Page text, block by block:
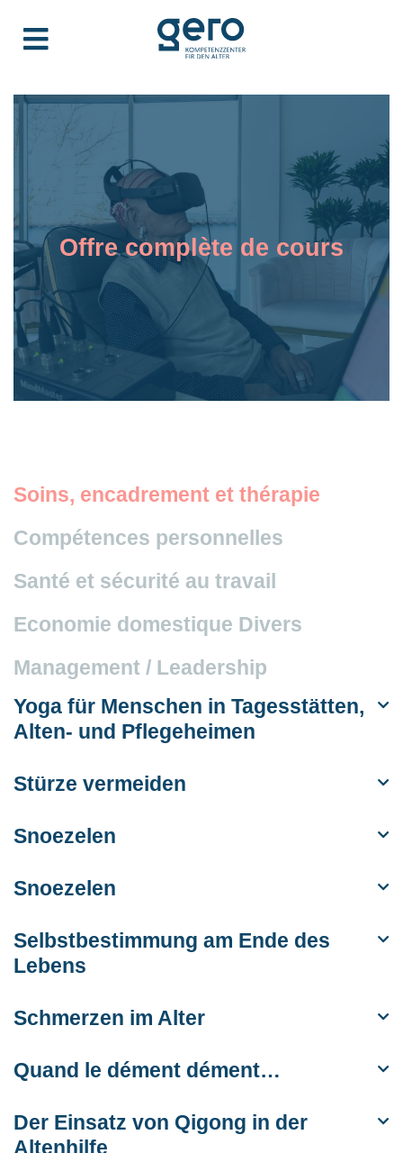
Offre complète de cours
Soins, encadrement et thérapie
Compétences personnelles
Santé et sécurité au travail
Economie domestique Divers
Management / Leadership
Yoga für Menschen in Tagesstätten,
Alten- und Pflegeheimen
Stürze vermeiden
Snoezelen
Snoezelen
Selbstbestimmung am Ende des
Lebens
Schmerzen im Alter
Quand le dément dément…
Der Einsatz von Qigong in der
Altenhilfe